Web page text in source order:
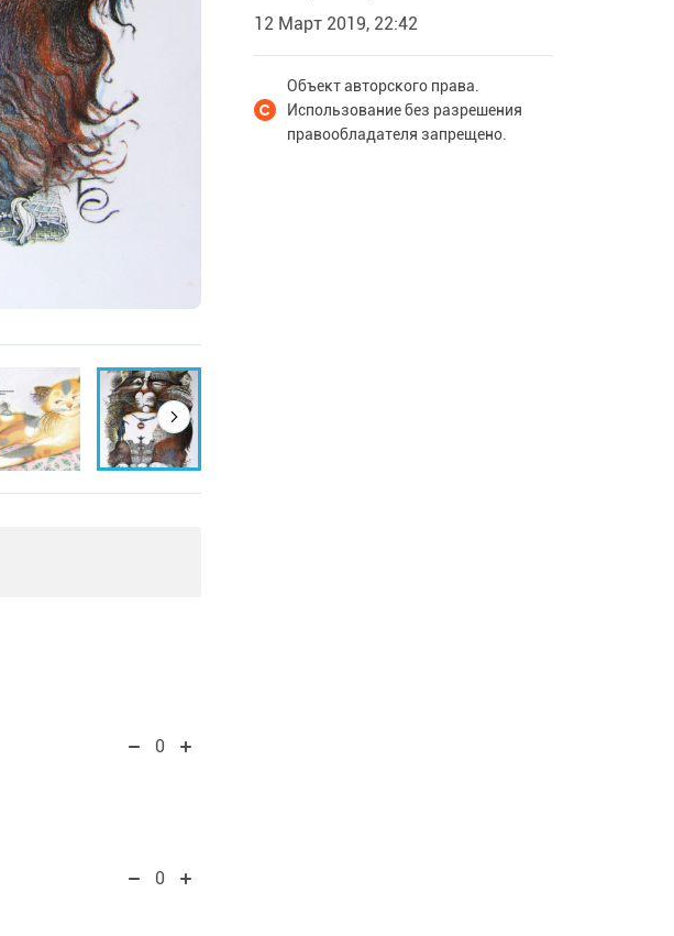
0
0
12 Март 2019, 22:42
Объект авторского права.
Использование без разрешения
правообладателя запрещено.